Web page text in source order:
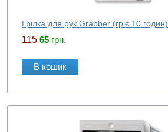
Грілка для рук Grabber (гріє 10 годин)
115 65 грн.
В кошик